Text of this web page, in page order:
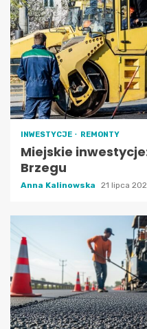
INWESTYCJE REMONTY
Miejskie
Brzegu
Anna Kalinowska 21 lipca